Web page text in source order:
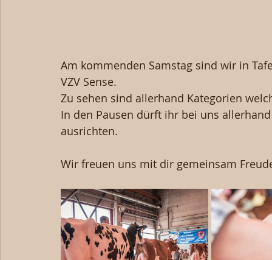
Am kommenden Samstag sind wir in
VZV Sense.
Zu sehen sind allerhand Kategorien
In den Pausen dürft ihr bei uns
ausrichten.
Wir freuen uns mit dir gemeinsam